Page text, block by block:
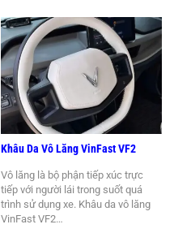
Khâu Da Vô Lăng VinFast VF2
Vô lăng là bộ phận tiếp xúc trực
tiếp với người lái trong suốt quá
trình sử dụng xe. Khâu da vô lăng
VinFast VF2…